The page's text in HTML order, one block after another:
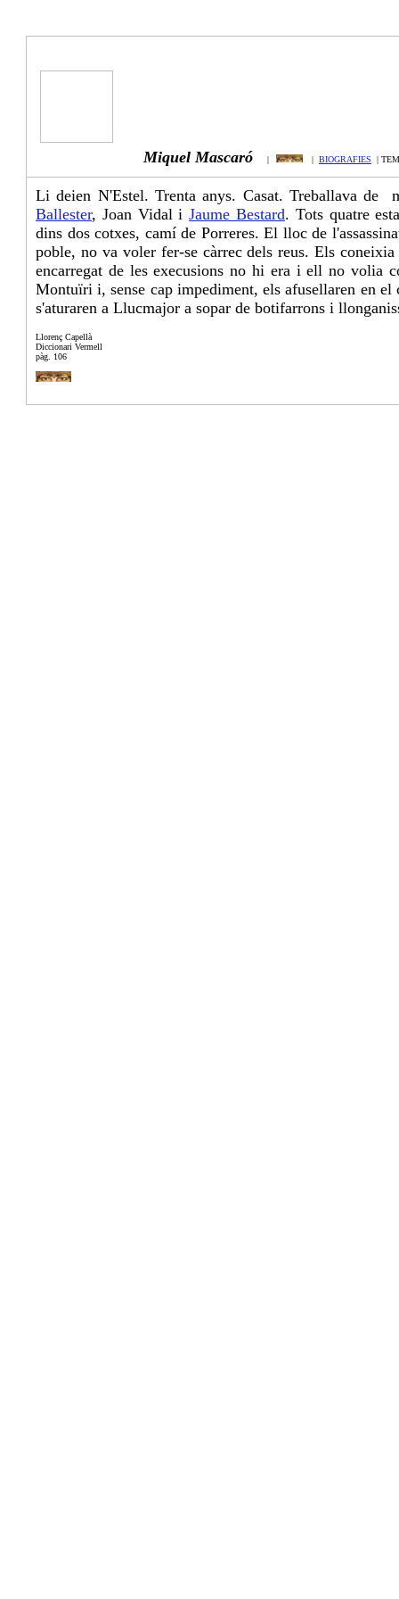
Miquel Mascaró | | BIOGRAFIES |
Li deien N'Estel. Trenta anys. Casat. Treballava
Ballester, Joan Vidal iJaume Bestard. Tots quatre
dins dos cotxes, camí de Porreres. El lloc de
poble, no va voler fer-se càrrec dels reus. Els
encarregat de les execusions no hi era i ell no volia
Montuïri i, sense cap impediment, els afusellaren en el
s'aturaren a Llucmajor a sopar de botifarrons i
Llorenç Capellà
Diccionari Vermell
pàg. 106